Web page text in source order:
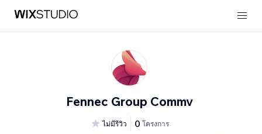
Fennec Group Commv
ไม่มีรีวิว 0 โครงการ